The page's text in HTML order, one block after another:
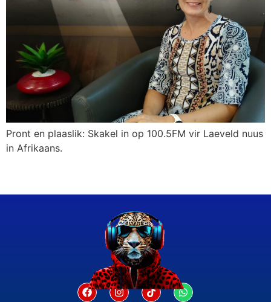
Pront en plaaslik: Skakel in op 100.5FM vir Laeveld nuus
in Afrikaans.